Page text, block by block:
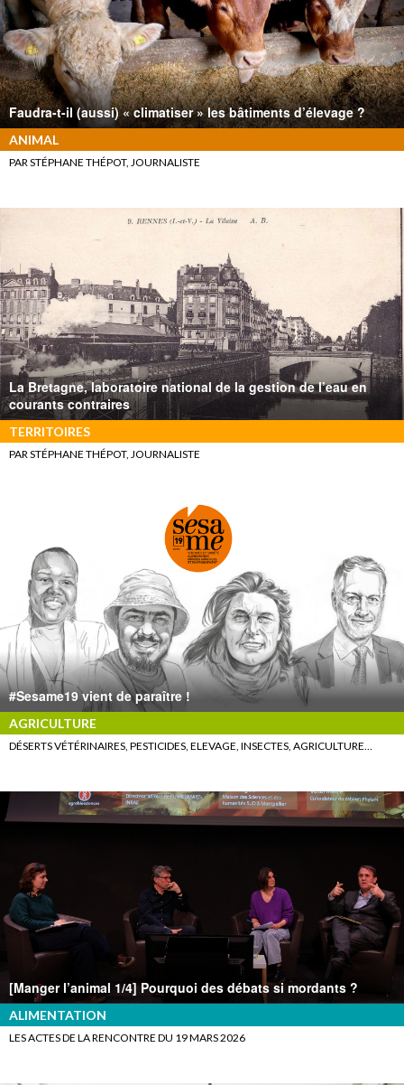
Faudra-t-il (aussi) « climatiser » les bâtiments d’élevage ?
ANIMAL
PAR STÉPHANE THÉPOT, JOURNALISTE
La Bretagne, laboratoire national de la gestion de l’eau en
courants contraires
TERRITOIRES
PAR STÉPHANE THÉPOT, JOURNALISTE
#Sesame19 vient de paraître !
AGRICULTURE
DÉSERTS VÉTÉRINAIRES, PESTICIDES, ELEVAGE, INSECTES, AGRICULTURE…
[Manger l’animal 1/4] Pourquoi des débats si mordants ?
ALIMENTATION
LES ACTES DE LA RENCONTRE DU 19 MARS 2026